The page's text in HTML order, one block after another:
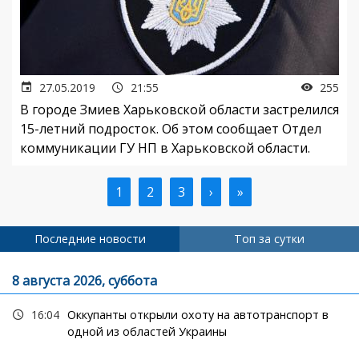
27.05.2019 21:55 255
В городе Змиев Харьковской области застрелился
15-летний подросток. Об этом сообщает Отдел
коммуникации ГУ НП в Харьковской области.
Текущая
страница
1 Страница
2 Страница
3 Следующая
страница
› Последняя
страница
»
Последние новости Топ за сутки
8 августа 2026, суббота
16:04 Оккупанты открыли охоту на автотранспорт в
одной из областей Украины